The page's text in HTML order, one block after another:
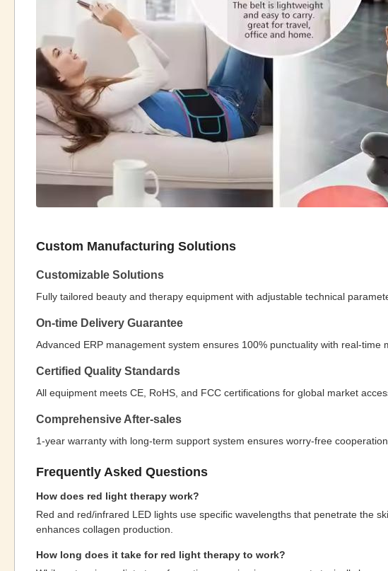
Custom Manufacturing Solutions
Customizable Solutions
Fully tailored beauty and therapy equipment with adjustable technical
On-time Delivery Guarantee
Advanced ERP management system ensures 100% punctuality with real-
Certified Quality Standards
All equipment meets CE, RoHS, and FCC certifications for global market
Comprehensive After-sales
1-year warranty with long-term support system ensures worry-free
Frequently Asked Questions
How does red light therapy work?
Red and red/infrared LED lights use specific wavelengths that penetrate the
enhances collagen production.
How long does it take for red light therapy to work?